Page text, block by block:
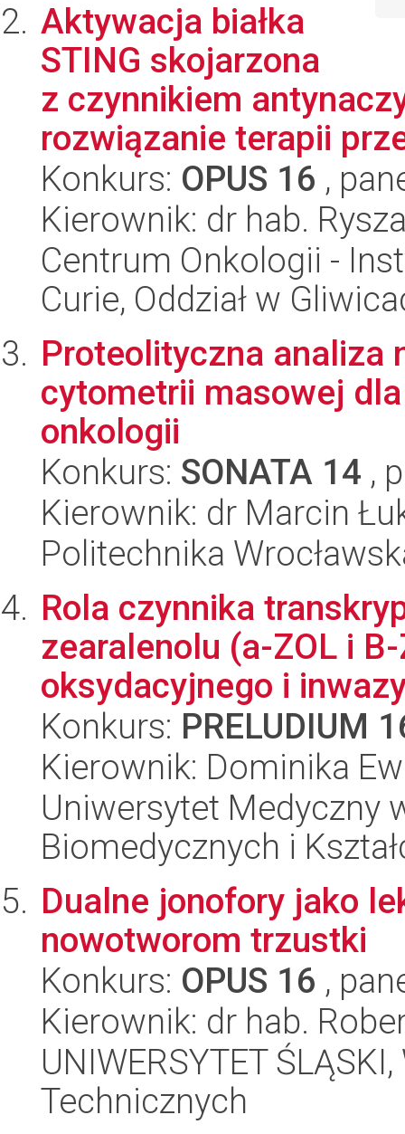
Aktywacja białka
STING skojarzona
z czynnikiem
rozwiązanie terapii
Konkurs: OPUS 16 ,
Kierownik: dr hab.
Centrum Onkologii -
Curie, Oddział w
Proteolityczna analiza
cytometrii masowej
onkologii
Konkurs: SONATA 14 ,
Kierownik: dr Marcin
Politechnika
Rola czynnika
zearalenolu (a-ZOL i
oksydacyjnego i
Konkurs: PRELUDIUM
Kierownik: Dominika
Uniwersytet Medyczny
Biomedycznych i
Dualne jonofory jako
nowotworom trzustki
Konkurs: OPUS 16 ,
Kierownik: dr hab.
UNIWERSYTET
Technicznych